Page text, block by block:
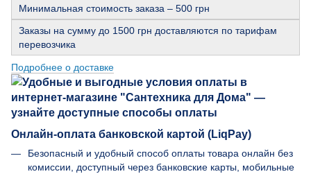
Минимальная стоимость заказа – 500 грн
Заказы на сумму до 1500 грн доставляются по тарифам
перевозчика
Подробнее о доставке
Онлайн-оплата банковской картой (LiqPay)
Безопасный и удобный способ оплаты товара онлайн без
комиссии, доступный через банковские карты, мобильные